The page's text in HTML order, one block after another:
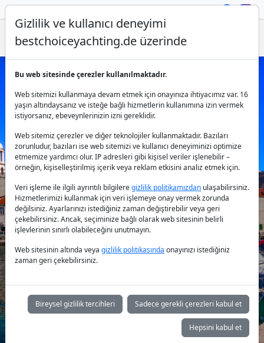
Hırvatistan Kastela'da Kiralık
Motoryatlar
Ülke:
Destinasyon:
Yat tipi:
Gizlilik ve kullanıcı deneyimi
bestchoiceyachting.de üzerinde
Bu web sitesinde çerezler kullanılmaktadır.
Web sitemizi kullanmaya devam etmek için onayınıza ihtiyacımız var. 16
yaşın altındaysanız ve isteğe bağlı hizmetlerin kullanımına izin vermek
istiyorsanız, ebeveynlerinizin izni gereklidir.
Web sitemiz çerezler ve diğer teknolojiler kullanmaktadır. Bazıları
zorunludur, bazıları ise web sitemizi ve kullanıcı deneyiminizi optimize
etmemize yardımcı olur. IP adresleri gibi kişisel veriler işlenebilir –
örneğin, kişiselleştirilmiş içerik veya reklam etkisini analiz etmek için.
Veri işleme ile ilgili ayrıntılı bilgileregizlilik politikamızdan ulaşabilirsiniz.
Hizmetlerimizi kullanmak için veri işlemeye onay vermek zorunda
değilsiniz. Ayarlarınızı istediğiniz zaman değiştirebilir veya geri
çekebilirsiniz. Ancak, seçiminize bağlı olarak web sitesinin belirli
işlevlerinin sınırlı olabileceğini unutmayın.
Web sitesinin altında veya gizlilik politikasında onayınızı istediğiniz
zaman geri çekebilirsiniz.
Bireysel gizlilik tercihleri Sadece gerekli çerezleri kabul et
Hepsini kabul et